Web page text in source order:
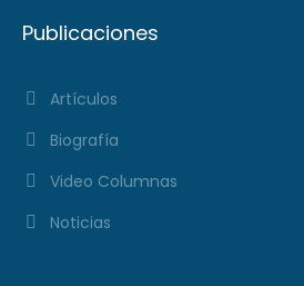
Publicaciones
Artículos
Biografía
Video Columnas
Noticias